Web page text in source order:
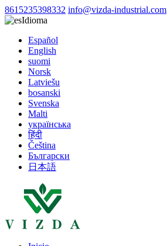
8615235398332 info@vizda-industrial.com
Idioma
Español
English
suomi
Norsk
Latviešu
bosanski
Svenska
Malti
українська
हिंदी
Čeština
Български
日本語